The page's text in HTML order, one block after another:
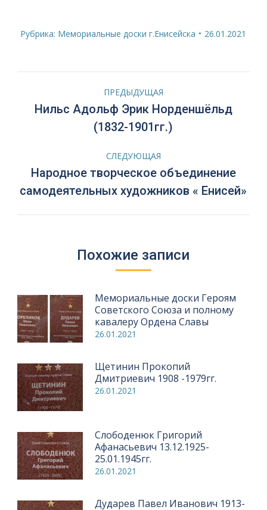
Рубрика: Мемориальные доски г.Енисейска 26.01.2021
Навигация
по
записям
ПРЕДЫДУЩАЯ
Предыдущая
запись:
Нильс Адольф Эрик Норденшёльд
(1832-1901гг.)
СЛЕДУЮЩАЯ
Следующая
запись:
Народное творческое объединение
самодеятельных художников « Енисей»
Похожие записи
Мемориальные доски Героям
Советского Союза и полному
кавалеру Ордена Славы
26.01.2021
Щетинин Прокопий
Дмитриевич 1908 -1979гг.
26.01.2021
Слободенюк Григорий
Афанасьевич 13.12.1925-
25.01.1945гг.
26.01.2021
Дударев Павел Иванович 1913-